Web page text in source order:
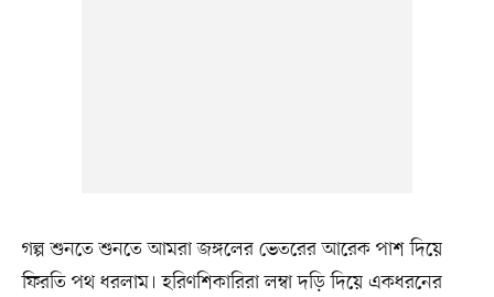
গল্প শুনতে শুনতে আমরা জঙ্গলের ভেতরের আরেক পাশ দিয়ে
ফিরতি পথ ধরলাম। হরিণশিকারিরা লম্বা দড়ি দিয়ে একধরনের